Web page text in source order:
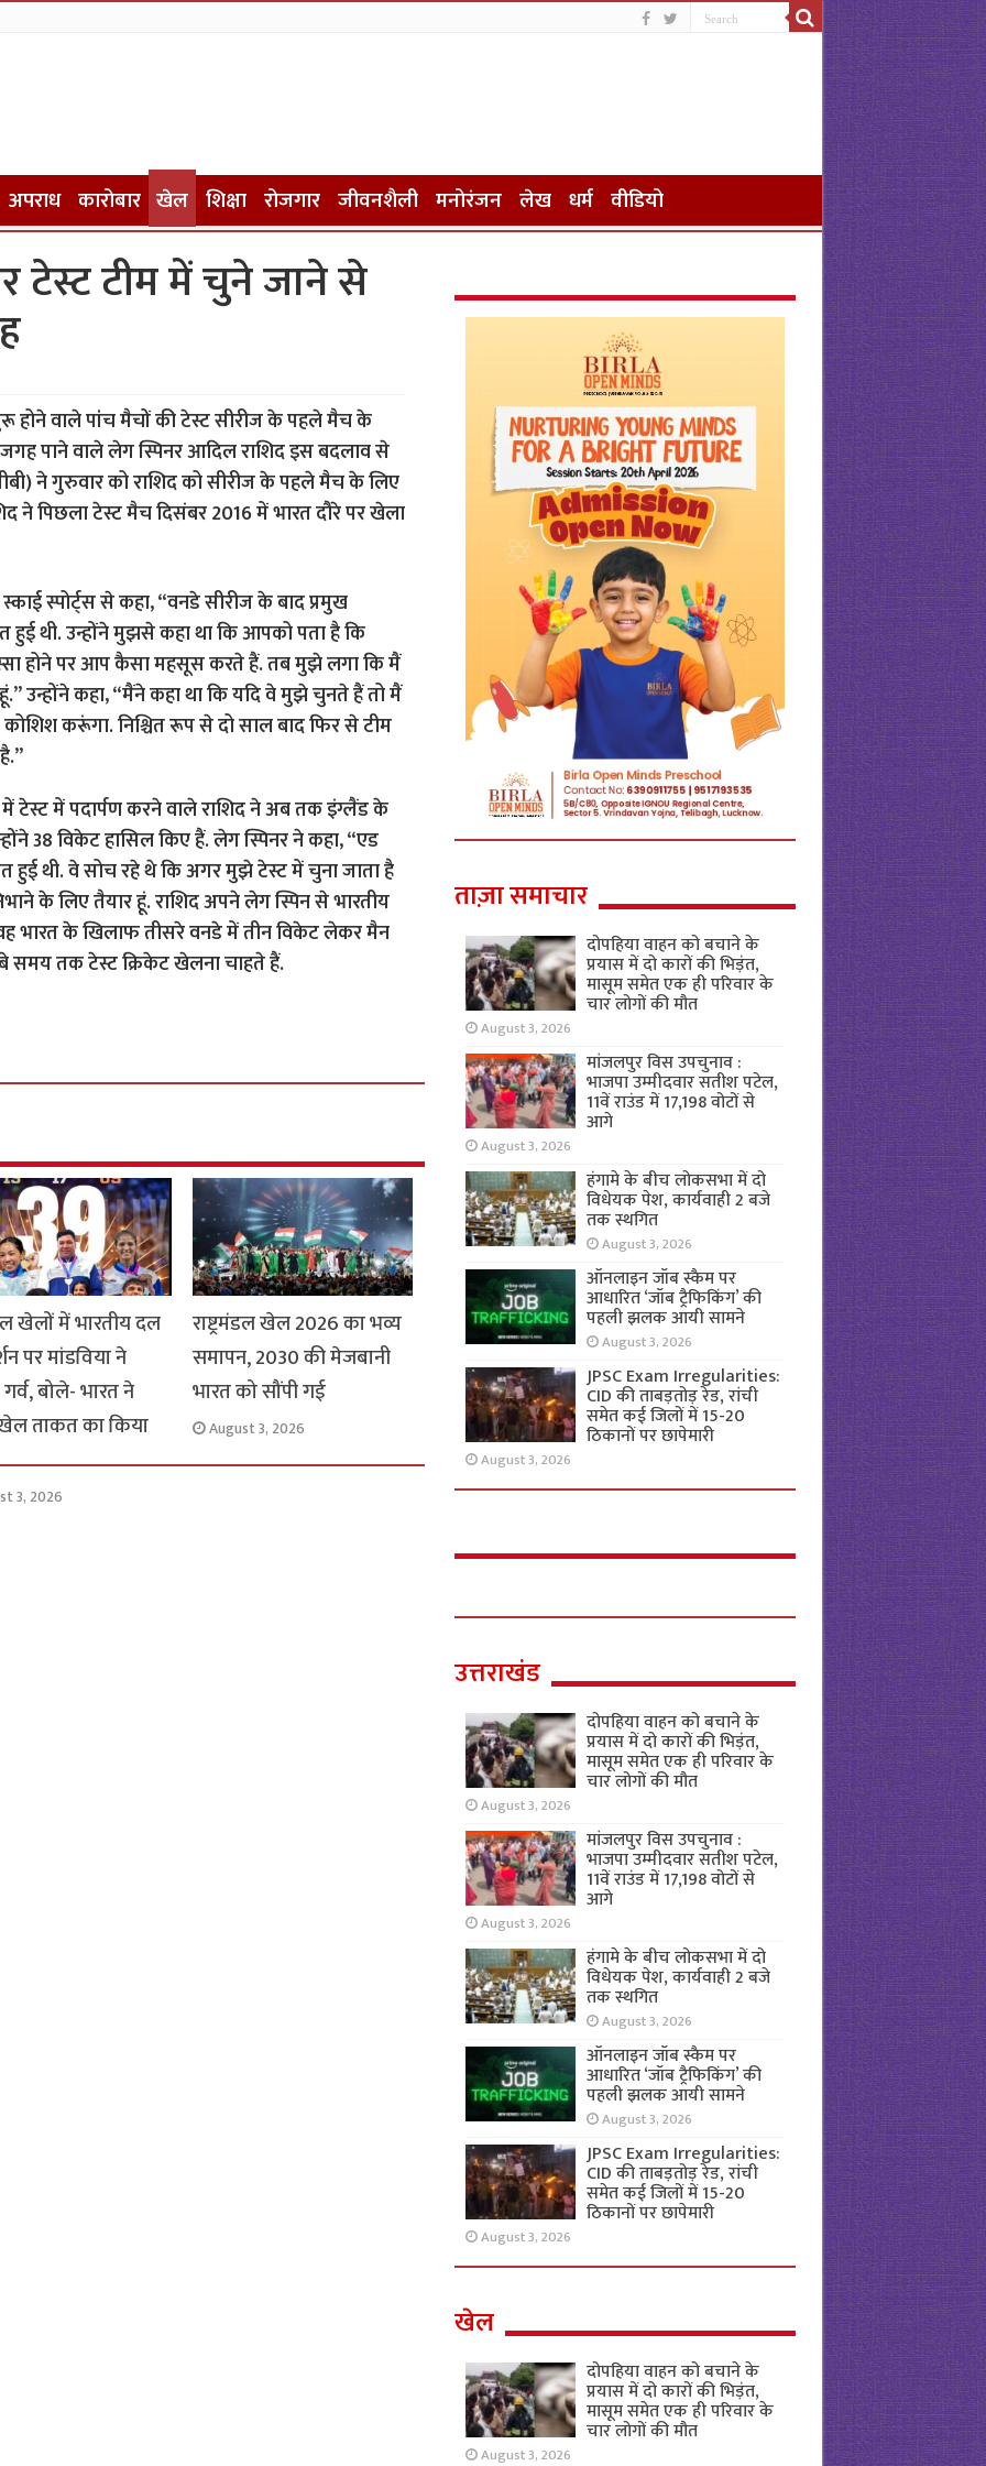
अपराध कारोबार खेल शिक्षा रोजगार जीवनशैली मनोरंजन लेख धर्म वीडियो
टेस्ट टीम में चुने जाने से
वाले पांच मैचों की टेस्ट सीरीज के पहले मैच के
पाने वाले लेग स्पिनर आदिल राशिद इस बदलाव से
ने गुरुवार को राशिद को सीरीज के पहले मैच के लिए
ने पिछला टेस्ट मैच दिसंबर 2016 में भारत दौरे पर खेला
स्पोर्ट्स से कहा, “वनडे सीरीज के बाद प्रमुख
हुई थी. उन्होंने मुझसे कहा था कि आपको पता है कि
होने पर आप कैसा महसूस करते हैं. तब मुझे लगा कि मैं
उन्होंने कहा, “मैंने कहा था कि यदि वे मुझे चुनते हैं तो मैं
कोशिश करूंगा. निश्चित रूप से दो साल बाद फिर से टीम
टेस्ट में पदार्पण करने वाले राशिद ने अब तक इंग्लैंड के
38 विकेट हासिल किए हैं. लेग स्पिनर ने कहा, “एड
हुई थी. वे सोच रहे थे कि अगर मुझे टेस्ट में चुना जाता है
के लिए तैयार हूं.राशिद अपने लेग स्पिन से भारतीय
भारत के खिलाफ तीसरे वनडे में तीन विकेट लेकर मैन
तक टेस्ट क्रिकेट खेलना चाहते हैं.
खेलों में भारतीय दल
पर मांडविया ने
बोले- भारत ने
ताकत का किया
3, 2026
राष्ट्रमंडल खेल 2026 का भव्य
समापन, 2030 की मेजबानी
भारत को सौंपी गई
August 3, 2026
ताज़ा समाचार
दोपहिया वाहन को बचाने के
प्रयास में दो कारों की भिड़ंत,
मासूम समेत एक ही परिवार के
चार लोगों की मौत
August 3, 2026
मांजलपुर विस उपचुनाव :
भाजपा उम्मीदवार सतीश पटेल,
11वें राउंड में 17,198 वोटों से
आगे
August 3, 2026
हंगामे के बीच लोकसभा में दो
विधेयक पेश, कार्यवाही 2 बजे
तक स्थगित
August 3, 2026
ऑनलाइन जॉब स्कैम पर
आधारित ‘जॉब ट्रैफिकिंग’ की
पहली झलक आयी सामने
August 3, 2026
JPSC Exam Irregularities:
CID की ताबड़तोड़ रेड, रांची
समेत कई जिलों में 15-20
ठिकानों पर छापेमारी
August 3, 2026
उत्तराखंड
दोपहिया वाहन को बचाने के
प्रयास में दो कारों की भिड़ंत,
मासूम समेत एक ही परिवार के
चार लोगों की मौत
August 3, 2026
मांजलपुर विस उपचुनाव :
भाजपा उम्मीदवार सतीश पटेल,
11वें राउंड में 17,198 वोटों से
आगे
August 3, 2026
हंगामे के बीच लोकसभा में दो
विधेयक पेश, कार्यवाही 2 बजे
तक स्थगित
August 3, 2026
ऑनलाइन जॉब स्कैम पर
आधारित ‘जॉब ट्रैफिकिंग’ की
पहली झलक आयी सामने
August 3, 2026
JPSC Exam Irregularities:
CID की ताबड़तोड़ रेड, रांची
समेत कई जिलों में 15-20
ठिकानों पर छापेमारी
August 3, 2026
खेल
दोपहिया वाहन को बचाने के
प्रयास में दो कारों की भिड़ंत,
मासूम समेत एक ही परिवार के
चार लोगों की मौत
August 3, 2026